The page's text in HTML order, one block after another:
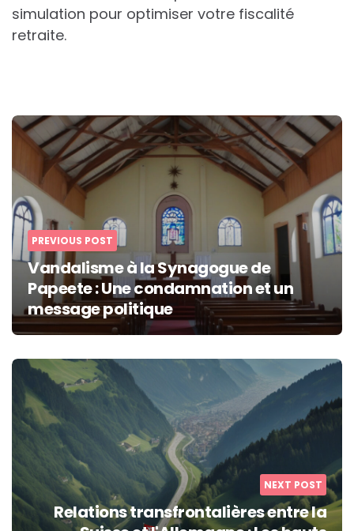
simulation pour optimiser votre fiscalité
retraite.
Post
navigation
PREVIOUS POST
Vandalisme à la Synagogue de
Papeete : Une condamnation et un
message politique
NEXT POST
Relations transfrontalières entre la